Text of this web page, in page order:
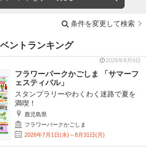
条件を変更して検索
ントランキング
2026年8月9日
フラワーパークかごしま 「サマーフ
ェスティバル」
スタンプラリーやわくわく迷路で夏を
満喫！
鹿児島県
フラワーパークかごしま
2026年7月1日(水)～8月31日(月)